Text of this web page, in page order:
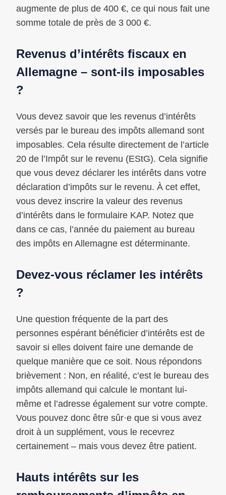
augmente de plus de 400 €, ce qui nous fait une
somme totale de près de 3 000 €.
Revenus d’intérêts fiscaux en
Allemagne – sont-ils imposables
?
Vous devez savoir que les revenus d’intérêts
versés par le bureau des impôts allemand sont
imposables. Cela résulte directement de l’article
20 de l’Impôt sur le revenu (EStG). Cela signifie
que vous devez déclarer les intérêts dans votre
déclaration d’impôts sur le revenu. À cet effet,
vous devez inscrire la valeur des revenus
d’intérêts dans le formulaire KAP. Notez que
dans ce cas, l’année du paiement au bureau
des impôts en Allemagne est déterminante.
Devez-vous réclamer les intérêts
?
Une question fréquente de la part des
personnes espérant bénéficier d’intérêts est de
savoir si elles doivent faire une demande de
quelque manière que ce soit. Nous répondons
brièvement : Non, en réalité, c’est le bureau des
impôts allemand qui calcule le montant lui-
même et l’adresse également sur votre compte.
Vous pouvez donc être sûr·e que si vous avez
droit à un supplément, vous le recevrez
certainement – mais vous devez être patient.
Hauts intérêts sur les